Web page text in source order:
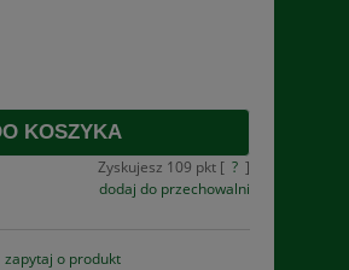
kosztów
KOSZYKA
Zyskujesz 109 pkt [ ? ]
dodaj do przechowalni
zapytaj o produkt